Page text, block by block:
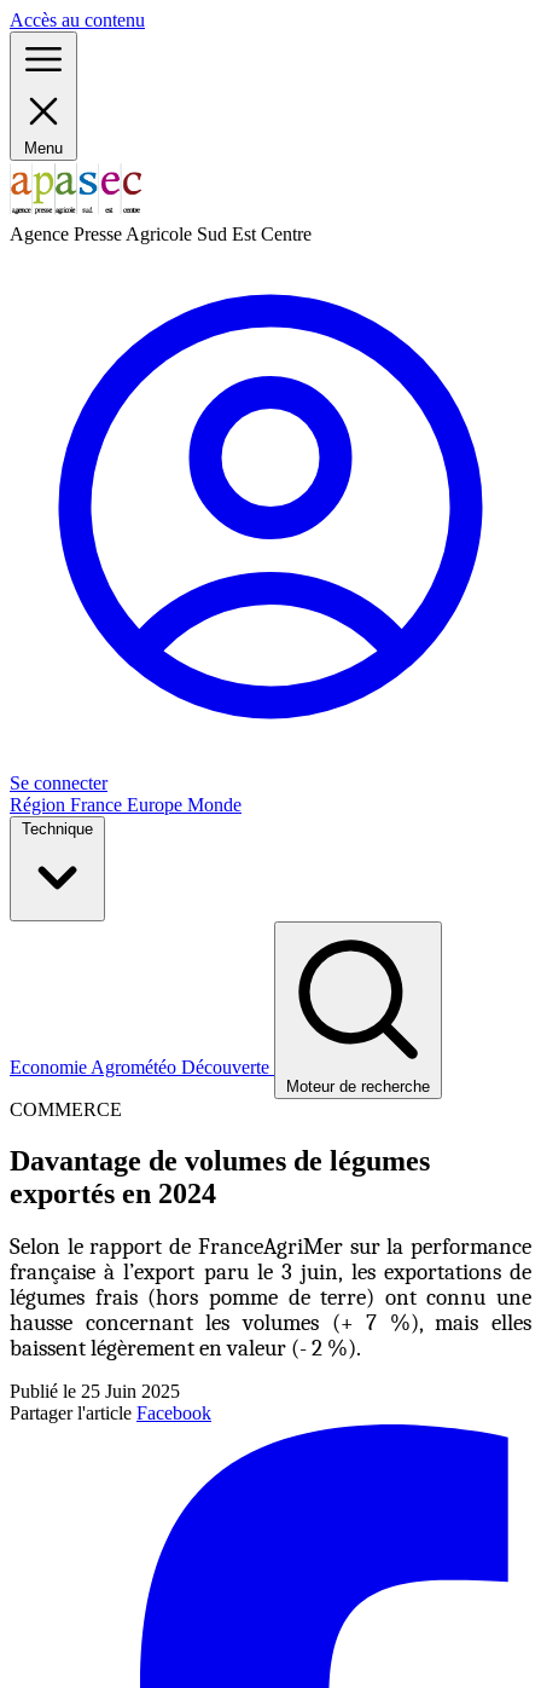
Accès au contenu
Menu
Agence Presse Agricole Sud Est Centre
Se connecter
Région France Europe Monde
Technique
Economie Agrométéo Découverte
Moteur de recherche
COMMERCE
Davantage de volumes de légumes
exportés en 2024
Selon le rapport de FranceAgriMer sur la performance
française à l’export paru le 3 juin, les exportations de
légumes frais (hors pomme de terre) ont connu une
hausse concernant les volumes (+ 7 %), mais elles
baissent légèrement en valeur (- 2 %).
Publié le 25 Juin 2025
Partager l'article Facebook
Panneau de gestion des cookies